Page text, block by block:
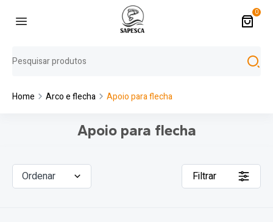
0
Home Arco e flecha Apoio para flecha
Apoio para flecha
Filtrar
Ordenar